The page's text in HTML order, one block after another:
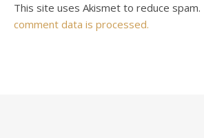
Alternative:
This site uses Akismet to reduce spam.
comment data is processed.